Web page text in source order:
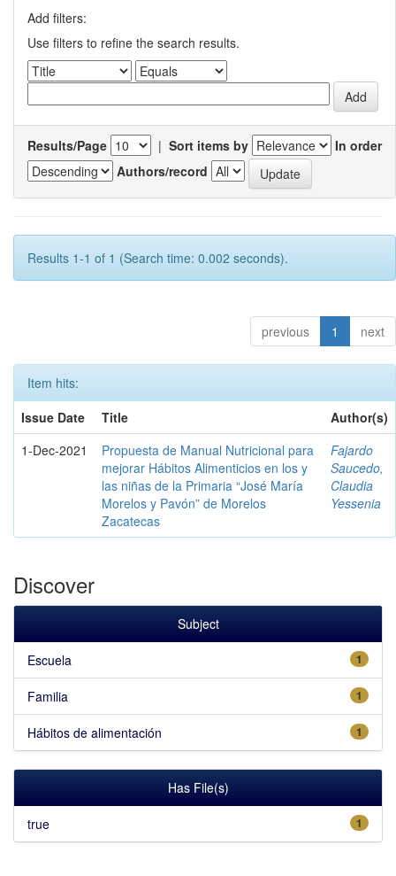
Add filters:
Use filters to refine the search results.
Results/Page | Sort items by
In order
Authors/record
Results 1-1 of 1 (Search time: 0.002 seconds).
previous 1 next
Item hits:
Issue Date
Title
Author(s)
1-Dec-2021
Propuesta de Manual Nutricional para
mejorar Hábitos Alimenticios en los y
las niñas de la Primaria “José María
Morelos y Pavón” de Morelos
Zacatecas
Fajardo
Saucedo,
Claudia
Yessenia
Discover
Subject
1
Escuela
1
Familia
1
Hábitos de alimentación
Has File(s)
1
true